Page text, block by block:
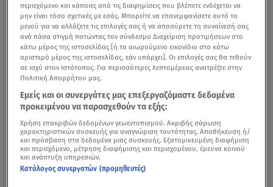
περιεχόμενο και κάποιες από τις διαφημίσεις που βλέπετε ενδέχεται να
μην είναι τόσο σχετικές με εσάς. Μπορείτε να επανεμφανίσετε αυτό το
μενού για να αλλάξετε τις επιλογές σας ή να αποσύρετε τη συναίνεσή σας
ανά πάσα στιγμή πατώντας τον σύνδεσμο Διαχείριση προτιμήσεων στο
κάτω μέρος της ιστοσελίδας [ή το αιωρούμενο εικονίδιο στο κάτω
αριστερό μέρος της ιστοσελίδας, εάν υπάρχει]. Οι επιλογές σας θα τεθούν
σε ισχύ στον Ιστότοπος. Για περισσότερες λεπτομέρειες ανατρέξτε στην
Πολιτική Απορρήτου μας.
Εμείς και οι συνεργάτες μας επεξεργαζόμαστε δεδομένα
προκειμένου να παρασχεθούν τα εξής:
Χρήση επακριβών δεδομένων γεωεντοπισμού. Ακριβής σάρωση
χαρακτηριστικών συσκευής για αναγνώριση ταυτότητας. Αποθήκευση ή/
και πρόσβαση στα δεδομένα μιας συσκευής. Εξατομικευμένη διαφήμιση
και περιεχόμενο, μέτρηση διαφήμισης και περιεχομένου, έρευνα κοινού
και ανάπτυξη υπηρεσιών.
Κατάλογος συνεργατών (προμηθευτές)